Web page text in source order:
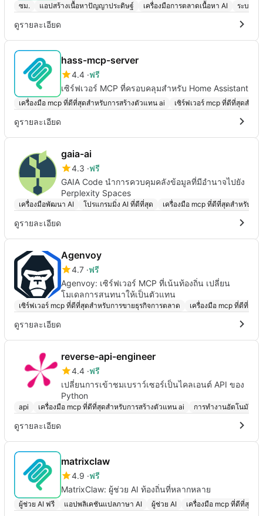
ซม. แอปสร้างเนื้อหาปัญญาประดิษฐ์ เครื่องมือการตลาดเนื้อหา AI ระบบจั
ดูรายละเอียด
hass-mcp-server
4.4 ฟรี
เซิร์ฟเวอร์ MCP ที่ครอบคลุมสำหรับ Home Assistant
เครื่องมือ mcp ที่ดีที่สุดสำหรับการสร้างตัวแทน ai เซิร์ฟเวอร์ mcp ที่ดีที่สุดสำหรั
ดูรายละเอียด
gaia-ai
4.3 ฟรี
GAIA Code นำการควบคุมคลังข้อมูลที่มีอำนาจไปยัง
Perplexity Spaces
เครื่องมือพัฒนา AI โปรแกรมมิ่ง AI ที่ดีที่สุด เครื่องมือ mcp ที่ดีที่สุดสำหรับกา
ดูรายละเอียด
Agenvoy
4.7 ฟรี
Agenvoy: เซิร์ฟเวอร์ MCP ที่เน้นท้องถิ่น เปลี่ยน
โมเดลการสนทนาให้เป็นตัวแทน
เซิร์ฟเวอร์ mcp ที่ดีที่สุดสำหรับการขายธุรกิจการตลาด เครื่องมือ mcp ที่ดีที่สุด
ดูรายละเอียด
reverse-api-engineer
4.4 ฟรี
เปลี่ยนการเข้าชมเบราว์เซอร์เป็นไคลเอนต์ API ของ
Python
api เครื่องมือ mcp ที่ดีที่สุดสำหรับการสร้างตัวแทน ai การทำงานอัตโนมัติขอ
ดูรายละเอียด
matrixclaw
4.9 ฟรี
MatrixClaw: ผู้ช่วย AI ท้องถิ่นที่หลากหลาย
ผู้ช่วย AI ฟรี แอปพลิเคชันแปลภาษา AI ผู้ช่วย AI เครื่องมือ mcp ที่ดีที่สุดส